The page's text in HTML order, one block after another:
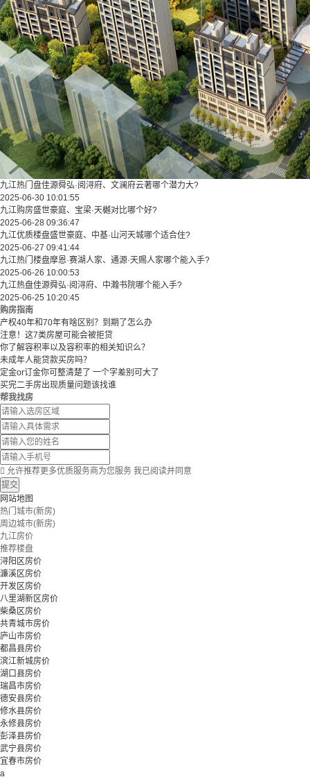
九江热门盘佳源舜弘·阅浔府、文澜府云著哪个潜力大?
2025-06-30 10:01:55
九江购房盛世豪庭、宝梁·天樾对比哪个好?
2025-06-28 09:36:47
九江优质楼盘盛世豪庭、中基·山河天城哪个适合住?
2025-06-27 09:41:44
九江热门楼盘摩恩·赛湖人家、通源·天赐人家哪个能入手?
2025-06-26 10:00:53
九江热盘佳源舜弘·阅浔府、中瀚书院哪个能入手?
2025-06-25 10:20:45
购房指南
产权40年和70年有啥区别？到期了怎么办
注意！这7类房屋可能会被拒贷
你了解容积率以及容积率的相关知识么？
未成年人能贷款买房吗？
定金or订金你可整清楚了 一个字差别可大了
买完二手房出现质量问题该找谁
帮我找房
 允许推荐更多优质服务商为您服务 我已阅读并同意
提交
网站地图
热门城市(新房)
周边城市(新房)
九江房价
推荐楼盘
浔阳区房价
濂溪区房价
开发区房价
八里湖新区房价
柴桑区房价
共青城市房价
庐山市房价
都昌县房价
滨江新城房价
湖口县房价
瑞昌市房价
德安县房价
修水县房价
永修县房价
彭泽县房价
武宁县房价
宜春市房价
a